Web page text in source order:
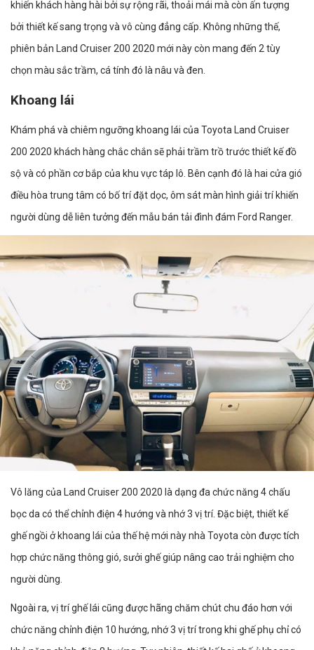
khiến khách hàng hài bởi sự rộng rãi, thoải mái mà còn ấn tượng
bởi thiết kế sang trọng và vô cùng đẳng cấp. Không những thế,
phiên bản Land Cruiser 200 2020 mới này còn mang đến 2 tùy
chọn màu sắc trầm, cá tính đó là nâu và đen.
Khoang lái
Khám phá và chiêm ngưỡng khoang lái của Toyota Land Cruiser
200 2020 khách hàng chắc chắn sẽ phải trầm trồ trước thiết kế đồ
sộ và có phần cơ bắp của khu vực táp lô. Bên cạnh đó là hai cửa gió
điều hòa trung tâm có bố trí đặt dọc, ôm sát màn hình giải trí khiến
người dùng dễ liên tưởng đến mẫu bán tải đình đám Ford Ranger.
Vô lăng của Land Cruiser 200 2020 là dạng đa chức năng 4 chấu
bọc da có thể chỉnh điện 4 hướng và nhớ 3 vị trí. Đặc biệt, thiết kế
ghế ngồi ở khoang lái của thế hệ mới này nhà Toyota còn được tích
hợp chức năng thông gió, sưởi ghế giúp nâng cao trải nghiệm cho
người dùng.
Ngoài ra, vị trí ghế lái cũng được hãng chăm chút chu đáo hơn với
chức năng chỉnh điện 10 hướng, nhớ 3 vị trí trong khi ghế phụ chỉ có